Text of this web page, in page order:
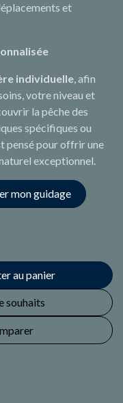
et
individuelle, afin
votre niveau et
la pêche des
spécifiques ou
pensé pour offrir une
exceptionnel.
mon guidage
au panier
souhaits